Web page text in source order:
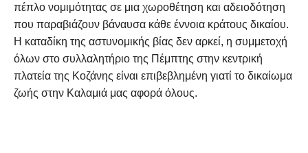
πέπλο νομιμότητας σε μια χωροθέτηση και αδειοδότηση
που παραβιάζουν βάναυσα κάθε έννοια κράτους δικαίου.
Η καταδίκη της αστυνομικής βίας δεν αρκεί, η συμμετοχή
όλων στο συλλαλητήριο της Πέμπτης στην κεντρική
πλατεία της Κοζάνης είναι επιβεβλημένη γιατί το δικαίωμα
ζωής στην Καλαμιά μας αφορά όλους.